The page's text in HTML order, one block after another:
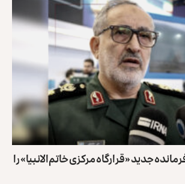
جدید «قرارگاه مرکزی خاتم‌الانبیا» را